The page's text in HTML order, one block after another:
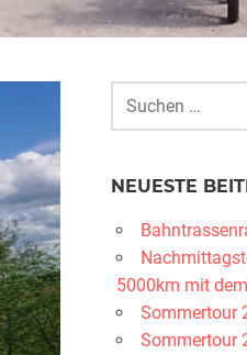
NEUESTE
5000km mit
Sommertour
Sommertour